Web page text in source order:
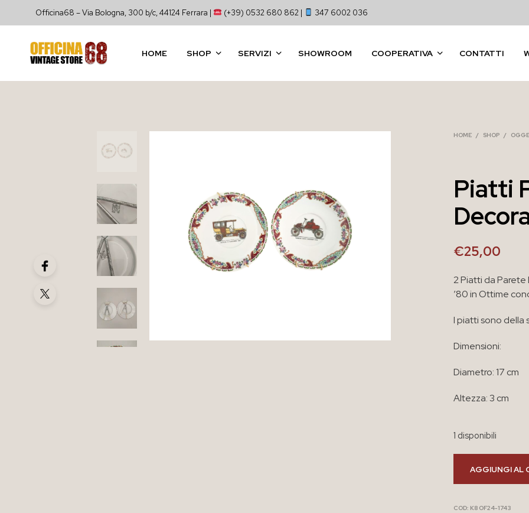
Officina68 – Via Bologna, 300 b/c, 44124 Ferrara | (+39) 0532 680 862 | 347 6002 036
HOME SHOP SERVIZI SHOWROOM COOPERATIVA CONTATTI
HOME / SHOP /
Piatti
€25,00
2 Piatti da Parete
’80 in Ottime
I piatti sono della
Dimensioni:
Diametro: 17 cm
Altezza: 3 cm
1 disponibili
AGGIUNGI AL
COD: K8 OF24-1743